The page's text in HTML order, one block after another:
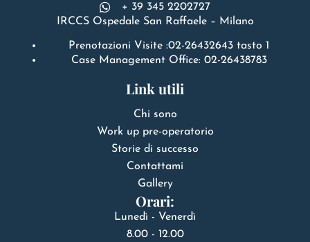
+ 39 345 2202727
IRCCS Ospedale San Raffaele – Milano
Prenotazioni Visite :02-26432643 tasto 1
Case Management Office: 02-26438783
Link utili
Chi sono
Work up pre-operatorio
Storie di successo
Contattami
Gallery
Orari:
Lunedì - Venerdì
8.00 - 12.00